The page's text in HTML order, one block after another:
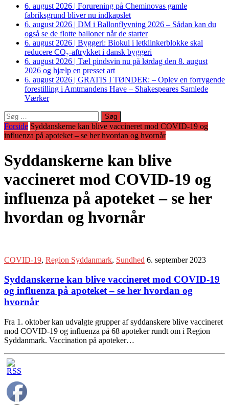
6. august 2026 | Forurening på Cheminovas gamle
fabriksgrund bliver nu indkapslet
6. august 2026 | DM i Ballonflyvning 2026 – Sådan kan du
også se de flotte balloner når de starter
6. august 2026 | Byggeri: Biokul i letklinkerblokke skal
reducere CO₂-aftrykket i dansk byggeri
6. august 2026 | Tæl pindsvin nu på lørdag den 8. august
2026 og hjælp en presset art
6. august 2026 | GRATIS I TØNDER: – Oplev en forrygende
forestilling i Amtmandens Have – Shakespeares Samlede
Værker
Søg
efter:
Forside Syddanskerne kan blive vaccineret mod COVID-19 og
influenza på apoteket – se her hvordan og hvornår
Syddanskerne kan blive
vaccineret mod COVID-19 og
influenza på apoteket – se her
hvordan og hvornår
COVID-19, Region Syddanmark, Sundhed 6. september 2023
Syddanskerne kan blive vaccineret mod COVID-19
og influenza på apoteket – se her hvordan og
hvornår
Fra 1. oktober kan udvalgte grupper af syddanskere blive vaccineret
mod COVID-19 og influenza på 68 apoteker rundt om i Region
Syddanmark. Vaccination på apoteker…